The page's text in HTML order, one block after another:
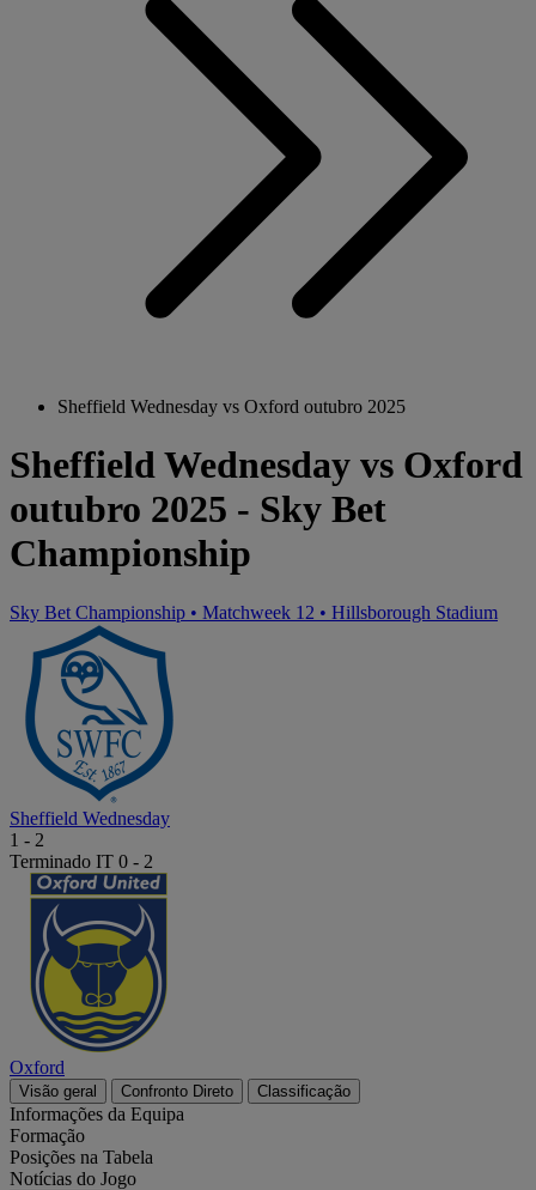
Sheffield Wednesday vs Oxford outubro 2025
Sheffield Wednesday vs Oxford
outubro 2025 - Sky Bet
Championship
Sky Bet Championship • Matchweek 12 • Hillsborough Stadium
Sheffield Wednesday
1 - 2
Terminado IT 0 - 2
Oxford
Visão geral Confronto Direto Classificação
Informações da Equipa
Formação
Posições na Tabela
Notícias do Jogo